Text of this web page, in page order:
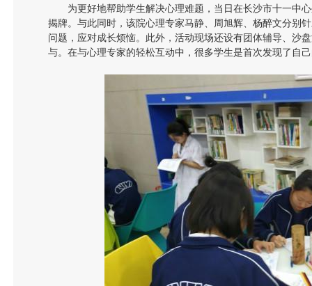
为更好地帮助学生解决心理难题，当日在长沙市十一中
揭牌。与此同时，该院心理专家马静、周旭辉、杨醉文分别
问题，应对成长烦恼。此外，活动现场还设有团体辅导、沙
与。在与心理专家的轻松互动中，很多学生是首次发现了自